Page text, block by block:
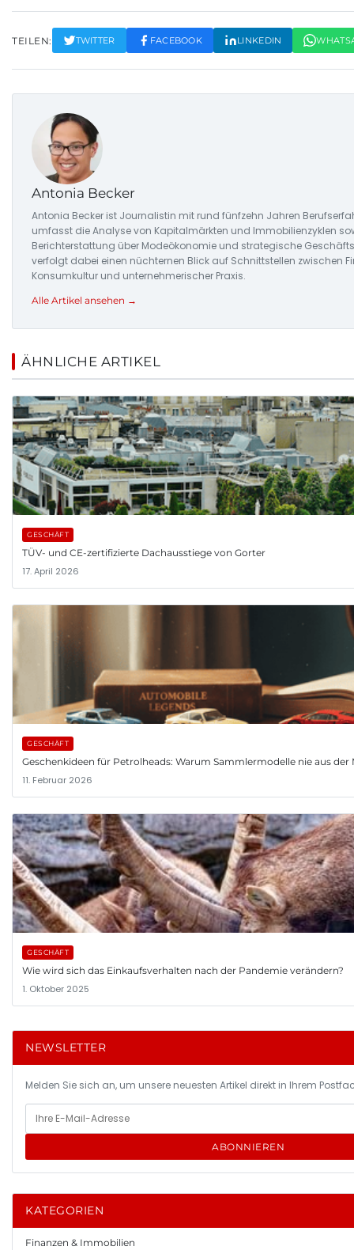
TEILEN: TWITTER FACEBOOK LINKEDIN
Antonia Becker
Antonia Becker ist Journalistin mit rund fünfzehn Jahren
umfasst die Analyse von Kapitalmärkten und Immobilienzyklen
Berichterstattung über Modeökonomie und strategische
verfolgt dabei einen nüchternen Blick auf Schnittstellen zwischen
Konsumkultur und unternehmerischer Praxis.
Alle Artikel ansehen →
ÄHNLICHE ARTIKEL
GESCHÄFT
TÜV- und CE-zertifizierte Dachausstiege von Gorter
17. April 2026
GESCHÄFT
Geschenkideen für Petrolheads: Warum Sammlermodelle nie aus
11. Februar 2026
GESCHÄFT
Wie wird sich das Einkaufsverhalten nach der Pandemie verändern?
1. Oktober 2025
NEWSLETTER
Melden Sie sich an, um unsere neuesten Artikel direkt in Ihrem
ABONNIEREN
KATEGORIEN
Finanzen & Immobilien